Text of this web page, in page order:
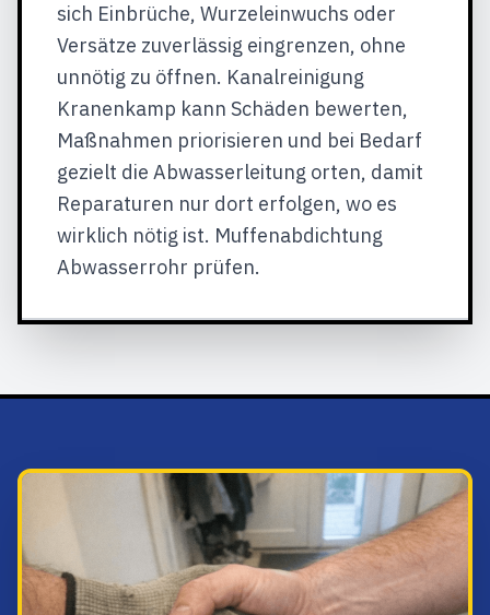
sich Einbrüche, Wurzeleinwuchs oder
Versätze zuverlässig eingrenzen, ohne
unnötig zu öffnen. Kanalreinigung
Kranenkamp kann Schäden bewerten,
Maßnahmen priorisieren und bei Bedarf
gezielt die Abwasserleitung orten, damit
Reparaturen nur dort erfolgen, wo es
wirklich nötig ist. Muffenabdichtung
Abwasserrohr prüfen.